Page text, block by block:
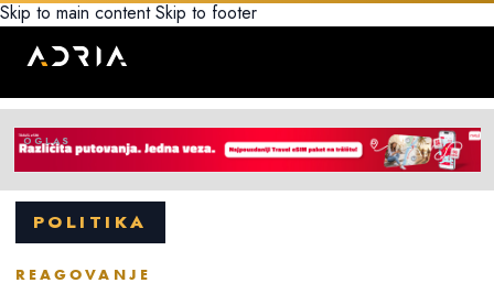
Skip to main content Skip to footer
POLITIKA
REAGOVANJE